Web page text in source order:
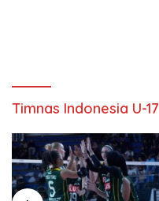
Timnas Indonesia U-17